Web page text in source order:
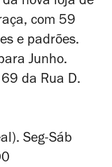
com 59
e padrões.
Junho.
da Rua D.
Seg-Sáb